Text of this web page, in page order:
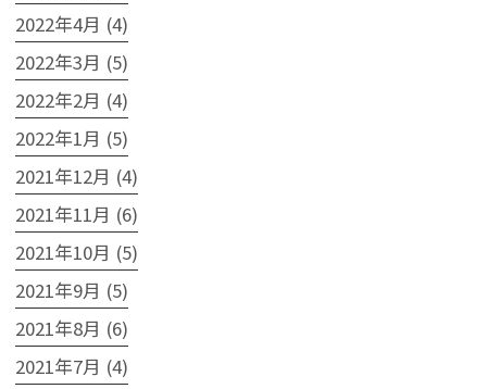
2022年4月 (4)
2022年3月 (5)
2022年2月 (4)
2022年1月 (5)
2021年12月 (4)
2021年11月 (6)
2021年10月 (5)
2021年9月 (5)
2021年8月 (6)
2021年7月 (4)